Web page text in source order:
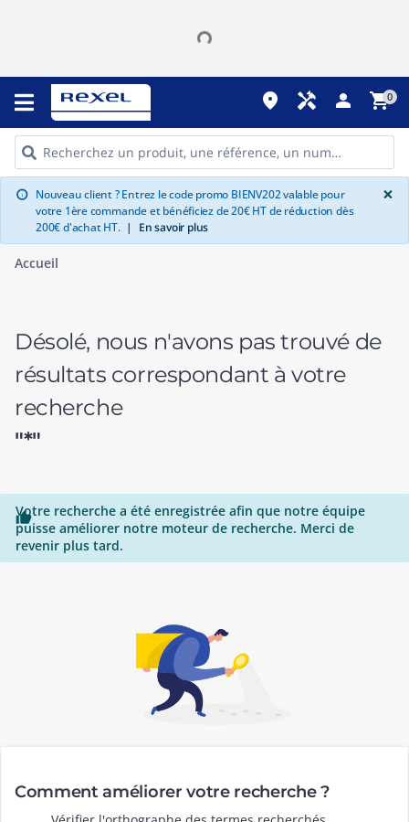
place handyman person shopping_cart0
info Nouveau client ? Entrez le code promo BIENV202 valable pour
votre 1ère commande et bénéficiez de 20€ HT de réduction dès
200€ d'achat HT. | En savoir plus
×
Accueil
Désolé, nous n'avons pas trouvé de
résultats correspondant à votre
recherche
"*"

Votre recherche a été enregistrée afin que notre équipe
puisse améliorer notre moteur de recherche. Merci de
revenir plus tard.
Comment améliorer votre recherche ?